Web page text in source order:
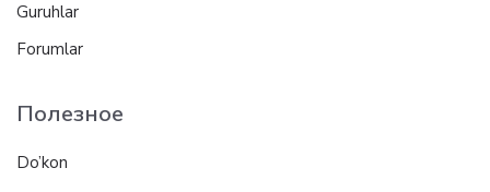
Guruhlar
Forumlar
Полезное
Do’kon